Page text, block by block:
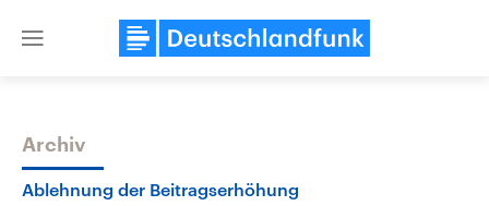
Close
Themen
Archiv
Ablehnung der Beitragserhöhung